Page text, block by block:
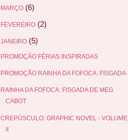
MARÇO (6)
FEVEREIRO (2)
JANEIRO (5)
PROMOÇÃO FÉRIAS INSPIRADAS
PROMOÇÃO RAINHA DA FOFOCA: FISGADA
RAINHA DA FOFOCA: FISGADA DE MEG
CABOT
CREPÚSCULO: GRAPHIC NOVEL - VOLUME
II